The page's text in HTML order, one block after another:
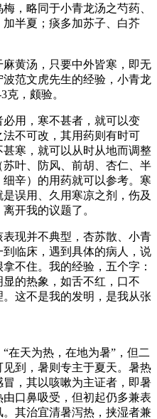
，略同于小青龙汤之芍药、
半夏；痰多加苏子、白芥
黄汤，只要中外皆寒，即无
范文虎先生的经验，小青龙
，颇验。
用，寒不甚者，就可以变
不可改，其用药则有时可
寒，就可以从时从地而调整
叶、防风、前胡、杏仁、半
辛）的用药就可以参考。寒
误用、久用寒凉之剂，伤及
开我的议题了。
现并不典型，杏苏散、小青
临床，遇到具体的病人，说
不住。我的经验，五个字：
的热象，如舌不红，口不
这不是我的发明，是我从张
在天为热，在地为暑”，但二
到，暑则专主于夏天。暑热
，其以咳嗽为主证者，即暑
口鼻吸受，但初起仍多兼表
其治宜清暑泻热，挟湿者兼